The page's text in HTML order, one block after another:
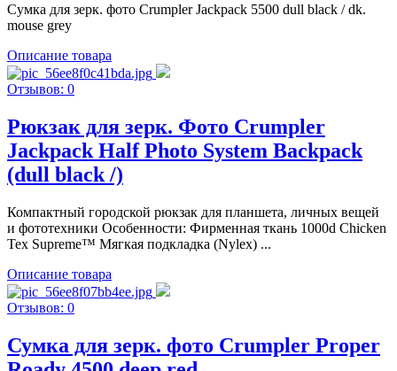
Сумка для зерк. фото Crumpler Jackpack 5500 dull black / dk.
mouse grey
Описание товара
Отзывов: 0
Рюкзак для зерк. Фото Crumpler
Jackpack Half Photo System Backpack
(dull black /)
Компактный городской рюкзак для планшета, личных вещей
и фототехники Особенности: Фирменная ткань 1000d Chicken
Tex Supreme™ Мягкая подкладка (Nylex) ...
Описание товара
Отзывов: 0
Сумка для зерк. фото Crumpler Proper